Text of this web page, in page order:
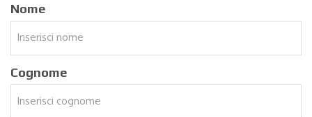
Nome
Cognome